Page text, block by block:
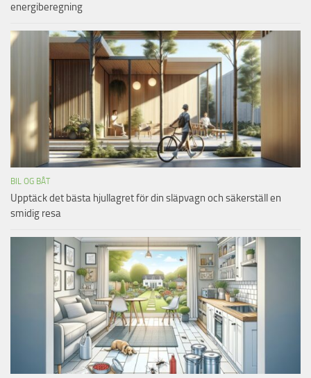
energiberegning
BIL OG BÅT
Upptäck det bästa hjullagret för din släpvagn och säkerställ en
smidig resa